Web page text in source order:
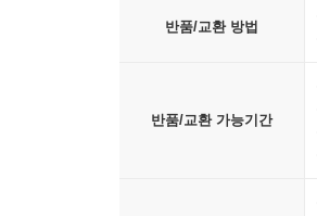
반품/교환 방법
반품/교환 가능기간